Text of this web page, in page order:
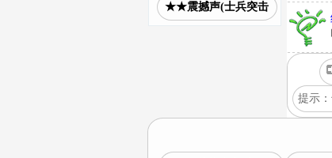
提示
★★震撼声(士兵突击